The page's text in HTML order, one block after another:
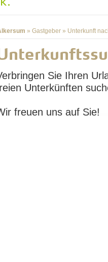
» Gastgeber » Unterkunft
Sie Ihren
Unterkünften
freuen uns auf Sie!